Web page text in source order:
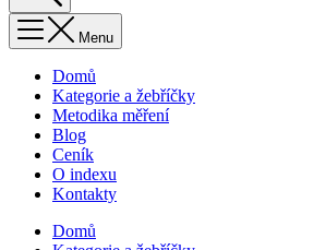
Menu
Domů
Kategorie a žebříčky
Metodika měření
Blog
Ceník
O indexu
Kontakty
Domů